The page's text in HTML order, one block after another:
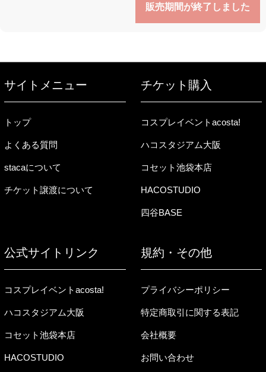
販売期間が終了しました
サイトメニュー
トップ
よくある質問
stacaについて
チケット譲渡について
チケット購入
コスプレイベントacosta!
ハコスタジアム大阪
コセット池袋本店
HACOSTUDIO
四谷BASE
公式サイトリンク
コスプレイベントacosta!
ハコスタジアム大阪
コセット池袋本店
HACOSTUDIO
規約・その他
プライバシーポリシー
特定商取引に関する表記
会社概要
お問い合わせ